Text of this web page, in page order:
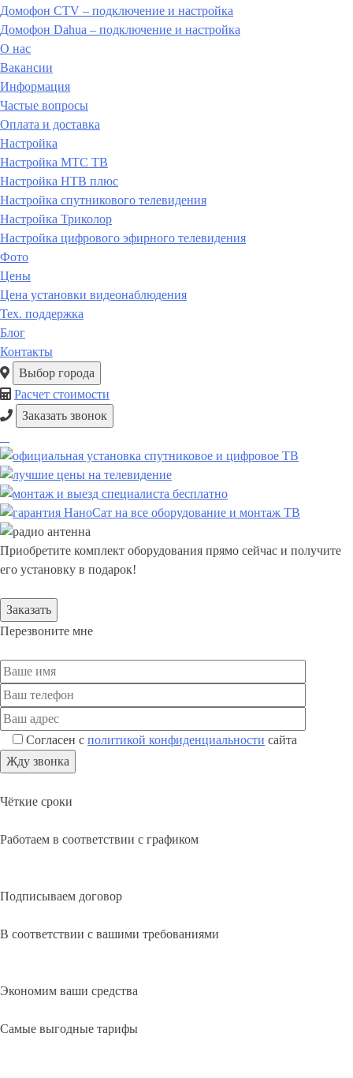
Домофон CTV – подключение и настройка
Домофон Dahua – подключение и настройка
О нас
Вакансии
Информация
Частые вопросы
Оплата и доставка
Настройка
Настройка МТС ТВ
Настройка НТВ плюс
Настройка спутникового телевидения
Настройка Триколор
Настройка цифрового эфирного телевидения
Фото
Цены
Цена установки видеонаблюдения
Тех. поддержка
Блог
Контакты
Выбор города
Расчет стоимости
Заказать звонок
Приобретите комплект оборудования прямо сейчас и получите
его установку в подарок!
Заказать
Перезвоните мне
Согласен с политикой конфиденциальности сайта
Чёткие сроки
Работаем в соответствии с графиком
Подписываем договор
В соответствии с вашими требованиями
Экономим ваши средства
Самые выгодные тарифы